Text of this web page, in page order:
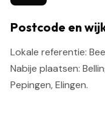
Postcode en
Lokale referentie:
Nabije plaatsen:
Pepingen, Elingen.